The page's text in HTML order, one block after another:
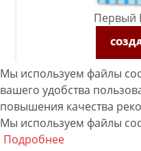
Первый
Мы используем файлы
вашего удобства
повышения качества
Мы используем файлы
Подробнее